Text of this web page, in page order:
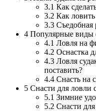
3.1 Как
3.2 Как ловить
3.3 Съедобная
4 Популярные виды
4.1 Ловля на
4.2 Оснастка
4.3 Ловля
поставить?
4.4 Снасть на
5 Снасти для ловли
5.1 Зимние
5.2 Снасти